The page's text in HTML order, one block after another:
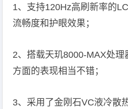
1、支持120Hz高刷新率的
流畅度和护眼效果；
2、搭载天玑8000-MAX处理
方面的表现相当不错；
3、采用了金刚石VC液冷散